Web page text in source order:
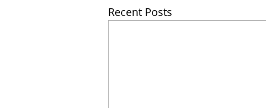
Recent Posts